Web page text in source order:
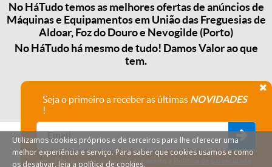
No HáTudo temos as melhores ofertas de anúncios de
Máquinas e Equipamentos em União das Freguesias de
Aldoar, Foz do Douro e Nevogilde (Porto)
No HáTudo há mesmo de tudo! Damos Valor ao que
tem.
Seja o primeiro a receber as últimas NOVIDADES
!
Declaro que compreendi e aceito a Política de privacidade
Utilizamos cookies próprios e de terceiros para lhe oferecer uma
melhor experiência e serviço. Para saber que cookies usamos e como
os desativar, leia a política de cookies.